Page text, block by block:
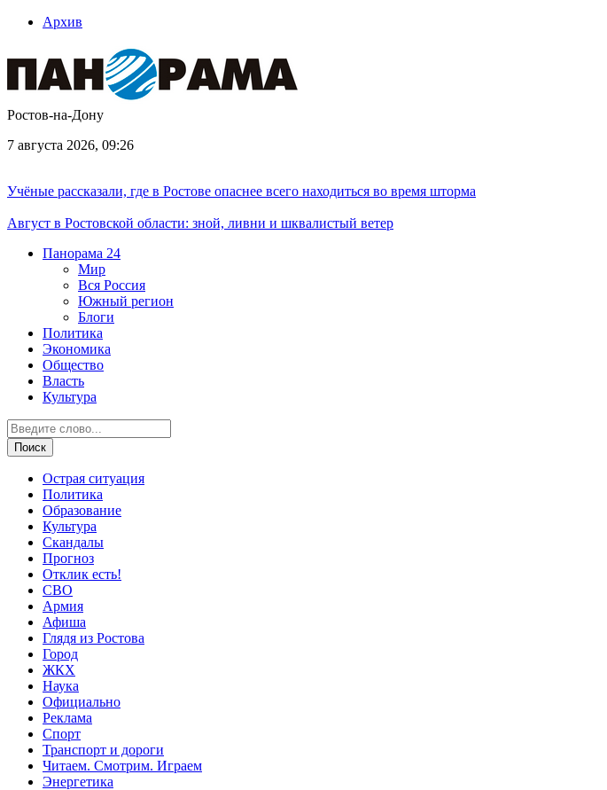
Архив
Ростов-на-Дону
7 августа 2026, 09:26
Учёные рассказали, где в Ростове опаснее всего находиться во время шторма
Август в Ростовской области: зной, ливни и шквалистый ветер
Панорама 24
Мир
Вся Россия
Южный регион
Блоги
Политика
Экономика
Общество
Власть
Культура
Острая ситуация
Политика
Образование
Культура
Скандалы
Прогноз
Отклик есть!
СВО
Армия
Афиша
Глядя из Ростова
Город
ЖКХ
Наука
Официально
Реклама
Спорт
Транспорт и дороги
Читаем. Смотрим. Играем
Энергетика